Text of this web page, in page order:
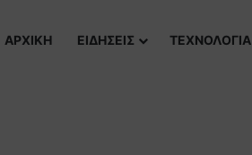
ΑΡΧΙΚΗ ΕΙΔΗΣΕΙΣ ΤΕΧΝΟΛΟΓΙΑ